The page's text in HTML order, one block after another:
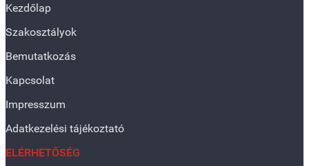
Kezdőlap
Szakosztályok
Bemutatkozás
Kapcsolat
Impresszum
Adatkezelési tájékoztató
ELÉRHETŐSÉG